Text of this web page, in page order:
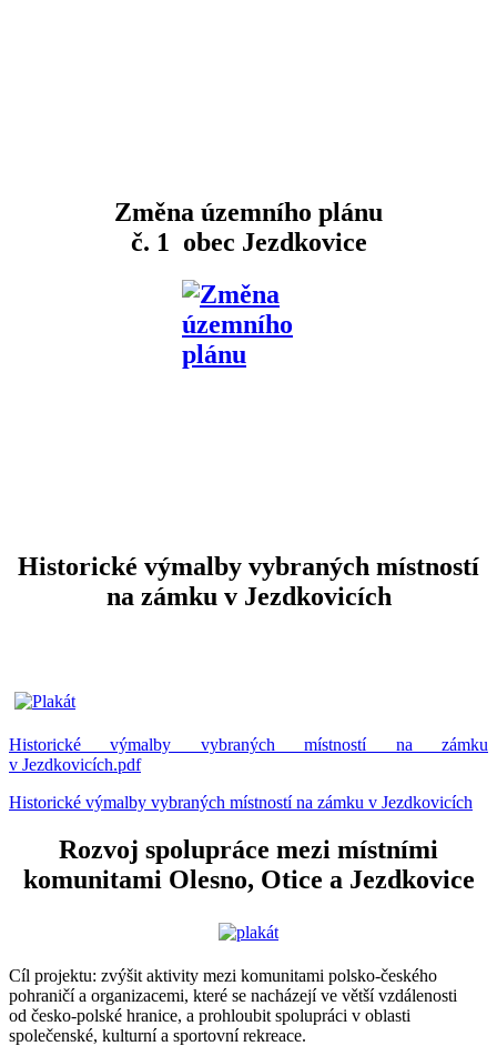
Změna územního plánu
č. 1 obec Jezdkovice
Historické výmalby vybraných místností
na zámku v Jezdkovicích
Historické výmalby vybraných místností na zámku
v Jezdkovicích.pdf
Historické výmalby vybraných místností na zámku v Jezdkovicích
Rozvoj spolupráce mezi místními
komunitami Olesno, Otice a Jezdkovice
Cíl projektu: zvýšit aktivity mezi komunitami polsko-českého
pohraničí a organizacemi, které se nacházejí ve větší vzdálenosti
od česko-polské hranice, a prohloubit spolupráci v oblasti
společenské, kulturní a sportovní rekreace.